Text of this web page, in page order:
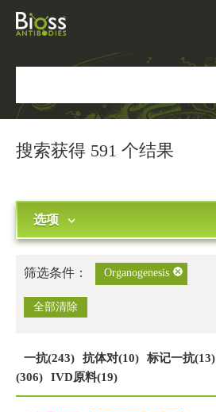
技术支持
搜索获得 591 个结果
选项
筛选条件： Organogenesis
全部清除
一抗(243) 抗体对(10) 标记一抗(13)
(306)
IVD原料(19)